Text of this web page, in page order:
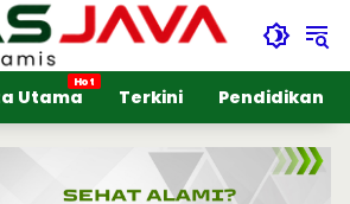
Utama Terkini Pendidikan